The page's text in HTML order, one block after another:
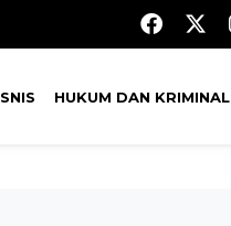
HUKUM DAN KRIMINAL